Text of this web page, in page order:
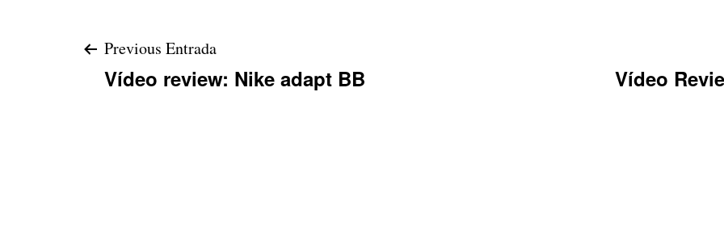
Navegación
Previous Entrada
Vídeo review: Nike adapt BB Vídeo